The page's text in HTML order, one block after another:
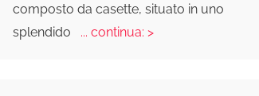
composto da casette, situato in uno
splendido
... continua: >